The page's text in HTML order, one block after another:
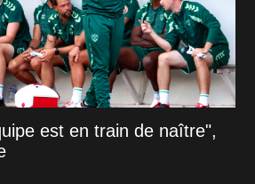
est en train de naître",